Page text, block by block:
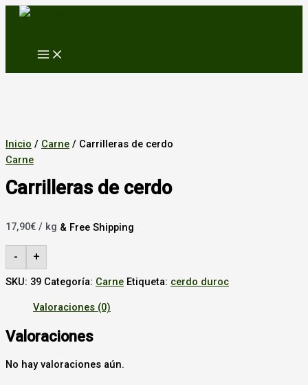
Ir
MAIN
Inicio / Carne / Carrilleras de cerdo
Carne
Carrilleras de cerdo
17,90€ / kg & Free Shipping
- +
SKU: 39 Categoría: Carne Etiqueta: cerdo duroc
Valoraciones (0)
Valoraciones
No hay valoraciones aún.